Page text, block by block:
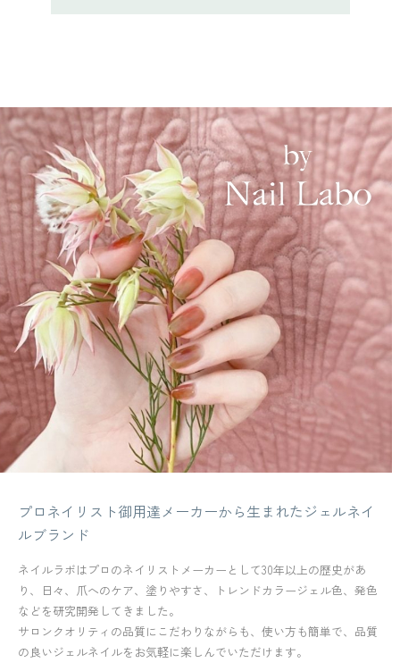
プロネイリスト御用達メーカーから生まれたジェルネイ
ルブランド
ネイルラボはプロのネイリストメーカーとして30年以上の歴史があ
り、日々、爪へのケア、塗りやすさ、トレンドカラージェル色、発色
などを研究開発してきました。
サロンクオリティの品質にこだわりながらも、使い方も簡単で、品質
の良いジェルネイルをお気軽に楽しんでいただけます。